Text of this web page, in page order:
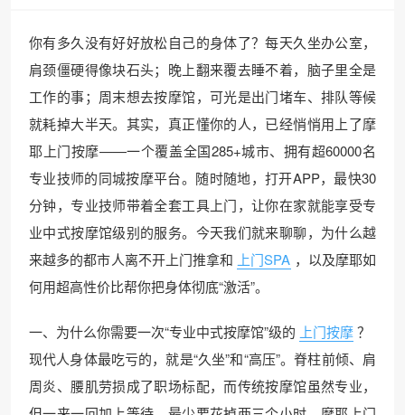
你有多久没有好好放松自己的身体了？每天久坐办公室，
肩颈僵硬得像块石头；晚上翻来覆去睡不着，脑子里全是
工作的事；周末想去按摩馆，可光是出门堵车、排队等候
就耗掉大半天。其实，真正懂你的人，已经悄悄用上了摩
耶上门按摩——一个覆盖全国285+城市、拥有超60000名
专业技师的同城按摩平台。随时随地，打开APP，最快30
分钟，专业技师带着全套工具上门，让你在家就能享受专
业中式按摩馆级别的服务。今天我们就来聊聊，为什么越
来越多的都市人离不开上门推拿和 上门SPA ，以及摩耶如
何用超高性价比帮你把身体彻底“激活”。
一、为什么你需要一次“专业中式按摩馆”级的 上门按摩？
现代人身体最吃亏的，就是“久坐”和“高压”。脊柱前倾、肩
周炎、腰肌劳损成了职场标配，而传统按摩馆虽然专业，